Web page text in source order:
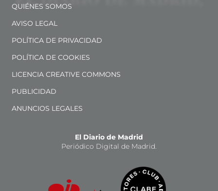
QUIÉNES SOMOS
AVISO LEGAL
POLÍTICA DE PRIVACIDAD
POLÍTICA DE COOKIES
LICENCIA CREATIVE COMMONS
PUBLICIDAD
ANUNCIOS LEGALES
El Diario de Madrid
Periódico Digital de Madrid.